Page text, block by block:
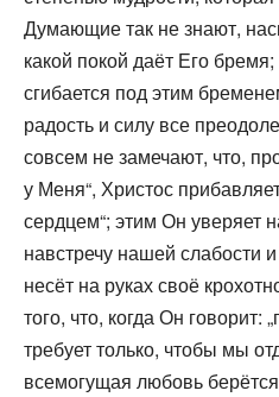
Думающие так не знают,
какой покой даёт Его
сгибается под этим
радость и силу все
совсем не замечают, что,
у Меня“, Христос
сердцем“; этим Он уверяет
навстречу нашей слабости
несёт на руках своё
того, что, когда Он говорит:
требует только, чтобы мы
всемогущая любовь